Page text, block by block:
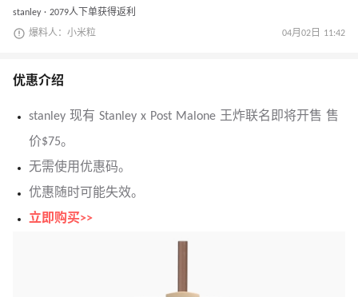
stanley · 2079人下单获得返利
爆料人：小米粒 04月02日 11:42
优惠介绍
stanley 现有 Stanley x Post Malone 王炸联名即将开售 售
价$75。
无需使用优惠码。
优惠随时可能失效。
立即购买>>